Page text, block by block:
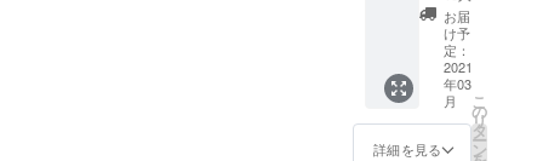
ルト引
換券」
と商品
をお送
りしま
レトル
トは出
来上が
り次
第、送
料込み
しま
メール
アドレ
スを必
ずご明
記くだ
さい。
ジェク
枚お送
りしま
す。プ
ロジェ
クト終
了２ヶ
月後、
レトル
のレト
ルト引
換券
（有効
期限：6
月30
日、引
換番号
０歳か
らの海
外留学
のすす
め 〜
私のモ
スクワ
日
お届
け予
定：
2021
年03
月
詳細を見る
こ
の
リ
タ
ー
ン